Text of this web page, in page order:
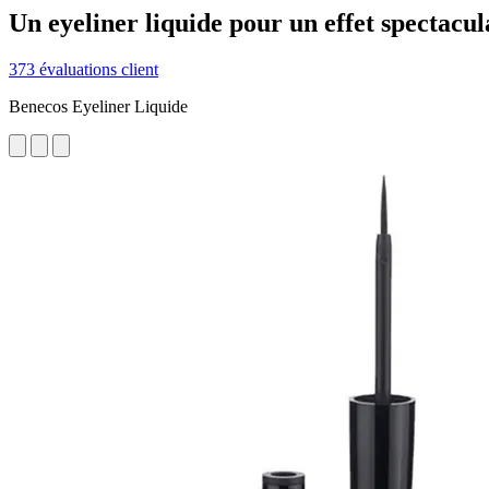
Un eyeliner liquide pour un effet
373 évaluations client
Benecos Eyeliner Liquide